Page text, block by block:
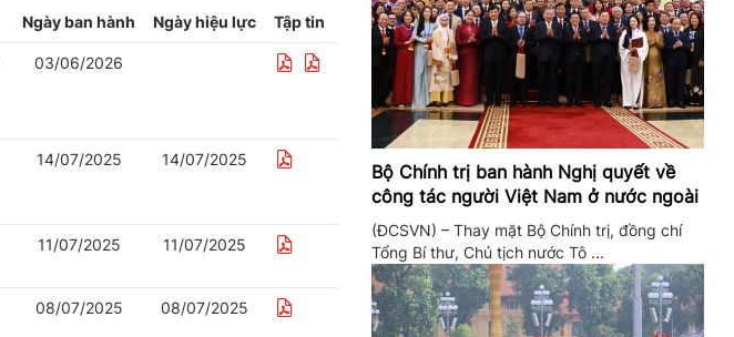
Ngày ban hành Ngày hiệu lực Tập tin
03/06/2026
14/07/2025 14/07/2025
11/07/2025 11/07/2025
08/07/2025 08/07/2025
Bộ Chính trị ban hành Nghị quyết về
công tác người Việt Nam ở nước ngoài
(ĐCSVN) – Thay mặt Bộ Chính trị, đồng chí
Tổng Bí thư, Chủ tịch nước Tô ...